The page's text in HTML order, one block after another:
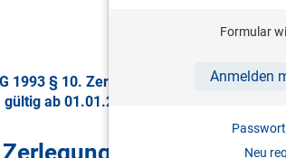
Formular
Anmelden
Neu
1993 § 10. Zerlegung und Zuteilung der
ab 01.01.2010
und Zuteilung